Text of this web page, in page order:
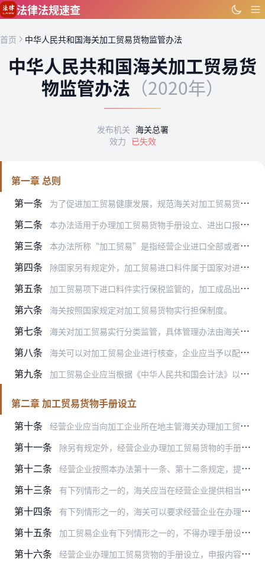
跳到主要内容
法律法规速查
首页 中华人民共和国海关加工贸易货物监管办法
中华人民共和国海关加工贸易货
物监管办法 （2020年）
发布机关 海关总署
效力 已失效
第一章 总则
第一条
为了促进加工贸易健康发展，规范海关对加工贸易货物管理，根据《中华人民共和国海关法》（以下简称《海关法》）以及其他有关法律、行政法规，制定本办法。
第二条 本办法适用于办理加工贸易货物手册设立、进出口报关、加工、监管、核销手续。
第三条 本办法所称“加工贸易”是指经营企业进口全部或者部分原辅材料、零部件、元器件、包装物料（以下统称料件），经过加工或者装配后，将制成品复出口的经营活动，包括来料加工…
第四条 除国家另有规定外，加工贸易进口料件属于国家对进口有限制性规定的，经营企业免于向海关提交进口许可证件。
第五条 加工贸易项下进口料件实行保税监管的，加工成品出口后，海关根据核定的实际加工复出口的数量予以核销。
第六条 海关按照国家规定对加工贸易货物实行担保制度。
第七条 海关对加工贸易实行分类监管，具体管理办法由海关总署另行制定。
第八条 海关可以对加工贸易企业进行核查，企业应当予以配合。
第九条 加工贸易企业应当根据《中华人民共和国会计法》以及海关有关规定，设置符合海关监管要求的账簿、报表以及其他有关单证，记录与本企业加工贸易货物有关的进口、存储、转让、…
第二章 加工贸易货物手册设立
第十条
经营企业应当向加工企业所在地主管海关办理加工贸易货物的手册设立手续。
第十一条 除另有规定外，经营企业办理加工贸易货物的手册设立，应当向海关如实申报贸易方式、单耗、进出口口岸，以及进口料件和出口成品的商品名称、商品编号、规格型号、价格和原产…
第十二条 经营企业按照本办法第十一条、第十二条规定，提交齐全、有效的单证材料，申报设立手册的，海关应当自接受企业手册设立申报之日起5个工作日内完成加工贸易手册设立手续。
第十三条 有下列情形之一的，海关应当在经营企业提供相当于应缴税款金额的保证金或者银行、非银行金融机构保函后办理手册设立手续：
第十四条 有下列情形之一的，海关可以要求经营企业在办理手册设立手续时提供相当于应缴税款金额的保证金或者银行、非银行金融机构保函：
第十五条 加工贸易企业有下列情形之一的，不得办理手册设立手续：
第十六条 经营企业办理加工贸易货物的手册设立，申报内容、提交单证与事实不符的，海关应当按照下列规定处理：